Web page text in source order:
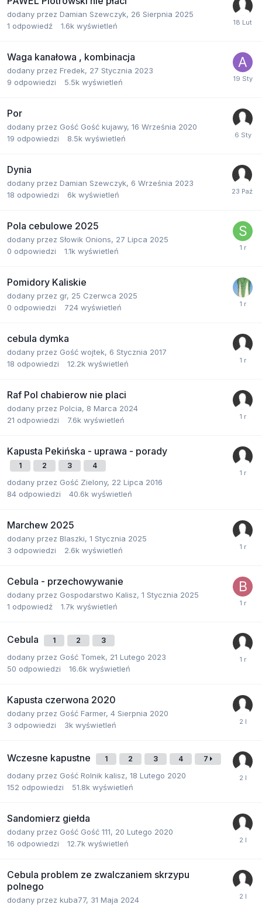
dodany przez Damian Szewczyk, 26 Sierpnia 2025
1 odpowiedź 1.6k wyświetleń
Waga kanałowa , kombinacja
dodany przez Fredek, 27 Stycznia 2023
9 odpowiedzi 5.5k wyświetleń
Por
dodany przez Gość Gość kujawy, 16 Września 2020
19 odpowiedzi 8.5k wyświetleń
Dynia
dodany przez Damian Szewczyk, 6 Września 2023
18 odpowiedzi 6k wyświetleń
Pola cebulowe 2025
dodany przez Słowik Onions, 27 Lipca 2025
0 odpowiedzi 1.1k wyświetleń
Pomidory Kaliskie
dodany przez gr, 25 Czerwca 2025
0 odpowiedzi 724 wyświetleń
cebula dymka
dodany przez Gość wojtek, 6 Stycznia 2017
18 odpowiedzi 12.2k wyświetleń
Raf Pol chabierow nie placi
dodany przez Polcia, 8 Marca 2024
21 odpowiedzi 7.6k wyświetleń
Kapusta Pekińska - uprawa - porady
1 2 3 4
dodany przez Gość Zielony, 22 Lipca 2016
84 odpowiedzi 40.6k wyświetleń
Marchew 2025
dodany przez Blaszki, 1 Stycznia 2025
3 odpowiedzi 2.6k wyświetleń
Cebula - przechowywanie
dodany przez Gospodarstwo Kalisz, 1 Stycznia 2025
1 odpowiedź 1.7k wyświetleń
Cebula 1 2 3
dodany przez Gość Tomek, 21 Lutego 2023
50 odpowiedzi 16.6k wyświetleń
Kapusta czerwona 2020
dodany przez Gość Farmer, 4 Sierpnia 2020
3 odpowiedzi 3k wyświetleń
Wczesne kapustne 1 2 3 4 7
dodany przez Gość Rolnik kalisz, 18 Lutego 2020
152 odpowiedzi 51.8k wyświetleń
Sandomierz giełda
dodany przez Gość Gość 111, 20 Lutego 2020
16 odpowiedzi 12.7k wyświetleń
Cebula problem ze zwalczaniem skrzypu
polnego
dodany przez kuba77, 31 Maja 2024